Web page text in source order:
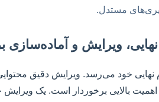
مستدل.
ویرایش و آماده‌سازی
نهایی خود می‌رسد. ویرایش دقیق
بالایی برخوردار است. یک